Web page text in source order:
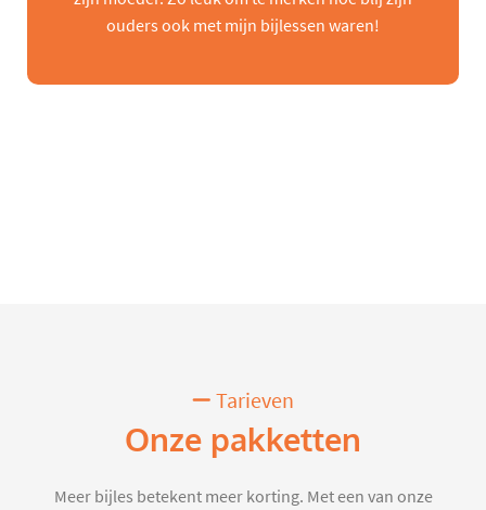
ouders ook met mijn bijlessen waren!
Tarieven
Onze pakketten
Meer bijles betekent meer korting. Met een van onze